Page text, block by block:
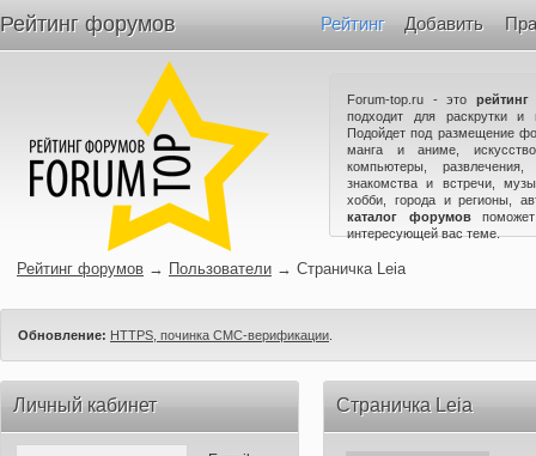
Рейтинг форумов Рейтинг Добавить
Forum-top.ru - это
подходит для раскрутки и
Подойдет под размещение
манга и аниме,
компьютеры,
знакомства и встречи,
хобби, города и регионы,
каталог форумов
интересующей вас теме.
Рейтинг форумов → Пользователи → Страничка Leia
Обновление: HTTPS, починка СМС-верификации
Личный кабинет Страничка Leia